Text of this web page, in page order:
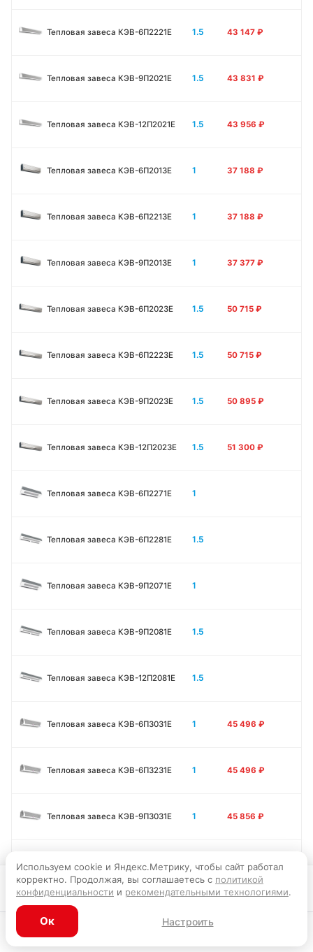
Главная
Тепловая завеса КЭВ-6П2221E 1.5 43 147 ₽
Тепловая завеса КЭВ-9П2021E 1.5 43 831 ₽
Тепловая завеса КЭВ-12П2021E 1.5 43 956 ₽
Тепловая завеса КЭВ-6П2013E 1 37 188 ₽
Тепловая завеса КЭВ-6П2213Е 1 37 188 ₽
Тепловая завеса КЭВ-9П2013E 1 37 377 ₽
Тепловая завеса КЭВ-6П2023E 1.5 50 715 ₽
Тепловая завеса КЭВ-6П2223E 1.5 50 715 ₽
Тепловая завеса КЭВ-9П2023E 1.5 50 895 ₽
Тепловая завеса КЭВ-12П2023E 1.5 51 300 ₽
Тепловая завеса КЭВ-6П2271E 1
Тепловая завеса КЭВ-6П2281E 1.5
Тепловая завеса КЭВ-9П2071E 1
Тепловая завеса КЭВ-9П2081E 1.5
Тепловая завеса КЭВ-12П2081E 1.5
Тепловая завеса КЭВ-6П3031E 1 45 496 ₽
Тепловая завеса КЭВ-6П3231E 1 45 496 ₽
Тепловая завеса КЭВ-9П3031E 1 45 856 ₽
Тепловая завеса КЭВ-12П3031E 45 946 ₽
Тепловая завеса КЭВ-9П3011E
Используем cookie и Яндекс.Метрику, чтобы сайт работал
корректно. Продолжая, вы соглашаетесь с политикой
конфиденциальности и рекомендательными технологиями.
Ок Настроить
Запросить цену